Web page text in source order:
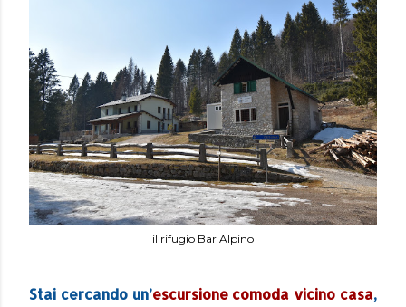
il rifugio Bar Alpino
Stai cercando un’escursione comoda vicino casa,